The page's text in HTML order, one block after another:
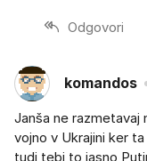
Odgovori
komandos
Janša ne razmetavaj
vojno v Ukrajini ker
tudi tebi to jasno